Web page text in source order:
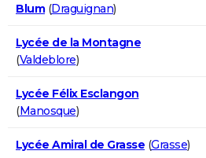
Blum(Draguignan)
Lycée de la Montagne
(Valdeblore)
Lycée Félix Esclangon
(Manosque)
Lycée Amiral de Grasse (Grasse)